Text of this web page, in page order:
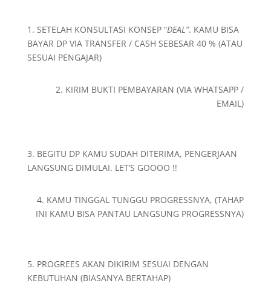
1. SETELAH KONSULTASI KONSEP “DEAL”. KAMU BISA
BAYAR DP VIA TRANSFER / CASH SEBESAR 40 % (ATAU
SESUAI PENGAJAR)
2. KIRIM BUKTI PEMBAYARAN (VIA WHATSAPP /
EMAIL)
3. BEGITU DP KAMU SUDAH DITERIMA, PENGERJAAN
LANGSUNG DIMULAI. LET’S GOOOO !!
4. KAMU TINGGAL TUNGGU PROGRESSNYA, (TAHAP
INI KAMU BISA PANTAU LANGSUNG PROGRESSNYA)
5. PROGREES AKAN DIKIRIM SESUAI DENGAN
KEBUTUHAN (BIASANYA BERTAHAP)